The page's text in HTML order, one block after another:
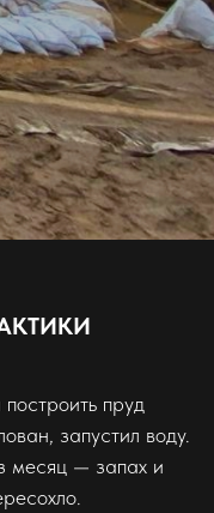
пруд
запустил воду.
месяц — запах и